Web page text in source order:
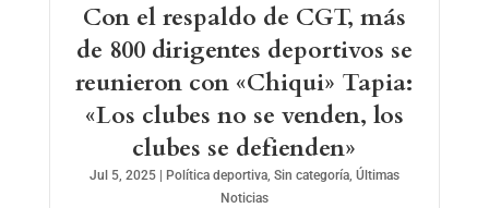
Con el respaldo de CGT, más
de 800 dirigentes deportivos se
reunieron con «Chiqui» Tapia:
«Los clubes no se venden, los
clubes se defienden»
Jul 5, 2025| Política deportiva, Sin categoría, Últimas
Noticias